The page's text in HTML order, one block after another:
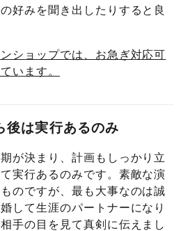
好みを聞き出したりすると良
ショップでは、お急ぎ対応可
います。
後は実行あるのみ
が決まり、計画もしっかり立
実行あるのみです。素敵な演
のですが、最も大事なのは誠
して生涯のパートナーになり
手の目を見て真剣に伝えまし